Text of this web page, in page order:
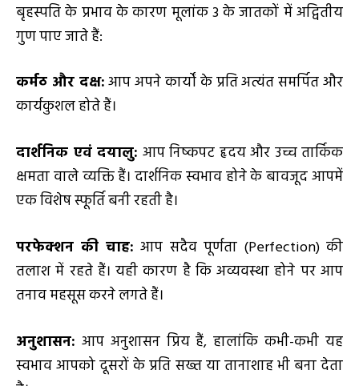
बृहस्पति के प्रभाव के कारण मूलांक 3 के जातकों में अद्वितीय
गुण पाए जाते हैं:
कर्मठ और दक्ष:आप अपने कार्यों के प्रति अत्यंत समर्पित और
कार्यकुशल होते हैं।
दार्शनिक एवं दयालु: आप निष्कपट हृदय और उच्च तार्किक
क्षमता वाले व्यक्ति हैं। दार्शनिक स्वभाव होने के बावजूद आपमें
एक विशेष स्फूर्ति बनी रहती है।
परफेक्शन की चाह: आप सदैव पूर्णता (Perfection) की
तलाश में रहते हैं। यही कारण है कि अव्यवस्था होने पर आप
तनाव महसूस करने लगते हैं।
अनुशासन: आप अनुशासन प्रिय हैं, हालांकि कभी-कभी यह
स्वभाव आपको दूसरों के प्रति सख्त या तानाशाह भी बना देता